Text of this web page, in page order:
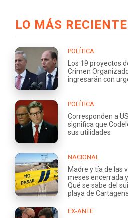
LO MÁS RECIENTE
POLÍTICA
Los 19 proyectos
Crimen
ingresarán con
POLÍTICA
Corresponden a
significa que
sus utilidades
NACIONAL
Madre y tía de las
meses encerrada
Qué se sabe del
playa de
EX-ANTE